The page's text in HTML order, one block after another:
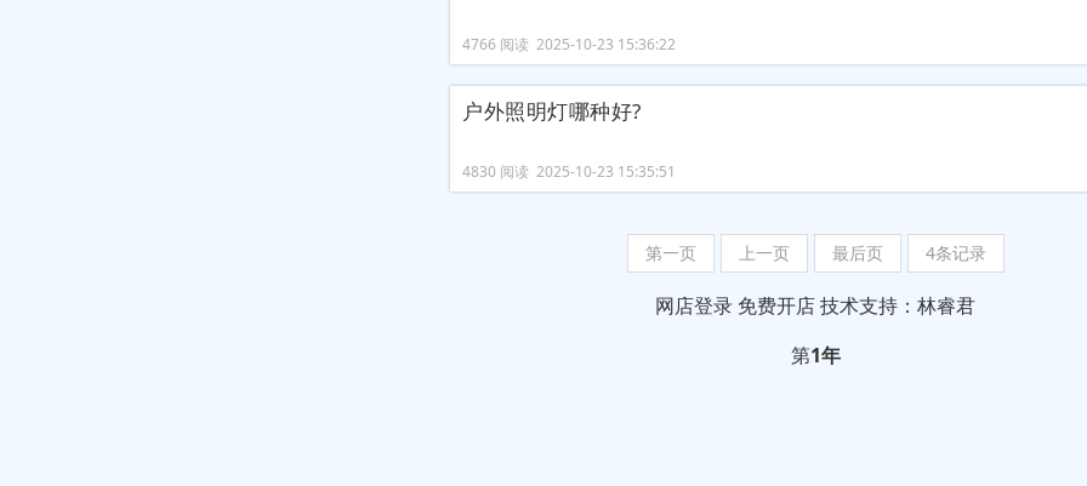
4766 阅读 2025-10-23 15:36:22
户外照明灯哪种好?
4830 阅读 2025-10-23 15:35:51
第一页 上一页 最后页 4条记录
网店登录 免费开店技术支持：林睿君
第1年